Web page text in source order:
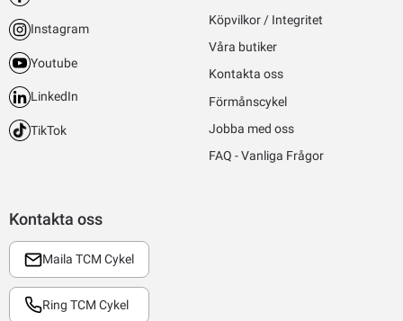
Kontakta oss
Maila TCM Cykel
Ring TCM Cykel
Instagram
Youtube
LinkedIn
TikTok
Köpvilkor / Integritet
Våra butiker
Kontakta oss
Förmånscykel
Jobba med oss
FAQ - Vanliga Frågor